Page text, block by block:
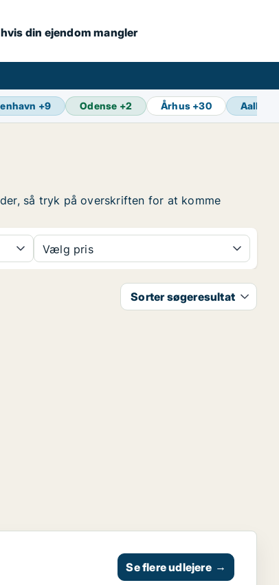
din ejendom mangler
+9 Odense +2 Århus +30 Aalborg
så tryk på overskriften for at komme
Vælg pris
Sorter søgeresultat
Se flere udlejere →